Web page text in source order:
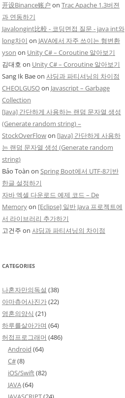
开设Binance账户 on Trac Apache 1.3버젼
과 연동하기
Javalongint比較 - 코딩면접 질문 - java int와
long차이 on JAVA에서 자주 쓰이는 형변환
yson on Unity C# – Coroutine 알아보기
김대호 on Unity C# – Coroutine 알아보기
Sang Ik Baeon 샤딩과 파티셔닝의 차이점
CHEOLGUSOon Javascript – Garbage
Collection
[Java] 간단하게 사용하는 랜덤 문자열 생성
(Generate random string) –
StockOverFlowon [Java] 간단하게 사용하
는 랜덤 문자열 생성 (Generate random
string)
Bảo Toàn on Spring Boot에서 UTF-8기반
한글 설정하기
자바 엑셀 다운로드 예제 코드 – De
Memoryon [Eclipse] 일반 Java 프로젝트에
서 라이브러리 추가하기
고건주 on 샤딩과 파티셔닝의 차이점
CATEGORIES
나혼자만의독설 (38)
아마츄어사진가(22)
영혼의양식 (21)
하루를살아가며 (64)
허접프로그래머 (486)
Android (64)
C#(8)
iOS/Swift(82)
JAVA(64)